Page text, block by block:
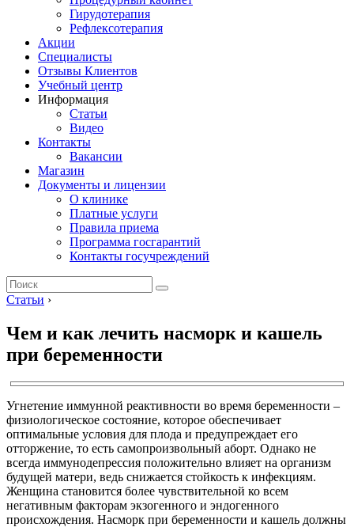
Гирудотерапия
Рефлексотерапия
Акции
Специалисты
Отзывы Клиентов
Учебный центр
Информация
Статьи
Видео
Контакты
Вакансии
Магазин
Документы и лицензии
О клинике
Платные услуги
Правила приема
Программа госгарантий
Контакты госучреждений
Статьи ›
Чем и как лечить насморк и кашель
при беременности
Угнетение иммунной реактивности во время беременности –
физиологическое состояние, которое обеспечивает
оптимальные условия для плода и предупреждает его
отторжение, то есть самопроизвольный аборт. Однако не
всегда иммунодепрессия положительно влияет на организм
будущей матери, ведь снижается стойкость к инфекциям.
Женщина становится более чувствительной ко всем
негативным факторам экзогенного и эндогенного
происхождения. Насморк при беременности и кашель должны